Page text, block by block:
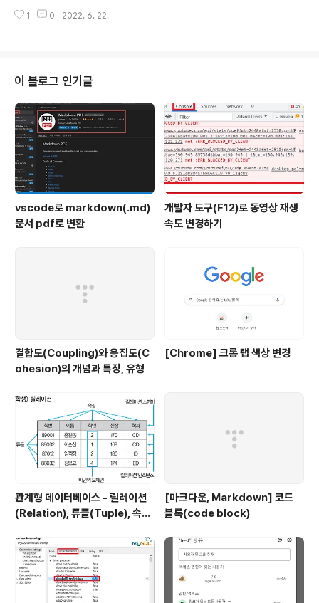
직접 그려서 만드는 방법도 있지만 아래 사이트에서 간편
k.com 위 사이트를 들어가서 배너에 사용할 텍스트를 입
력하고 Font와 문자 크기 등을 아래처럼 자신의 상황에 맞
게 설정해주고 생성한 배너 텍스트를 복사한다. 배너 적용
하는 방법 Spring Boot 프로젝트 폴더의 src/main/res
ources 경로 아래에 banner..
1 0 2022. 6. 22.
이 블로그 인기글
vscode로 markdown(.md)
문서 pdf로 변환
개발자 도구(F12)로 동영상 재생
속도 변경하기
결합도(Coupling)와 응집도(C
ohesion)의 개념과 특징, 유형
[Chrome] 크롬 탭 색상 변경
관계형 데이터베이스 - 릴레이션
(Relation), 튜플(Tuple), 속성
[마크다운, Markdown] 코드
블록(code block)